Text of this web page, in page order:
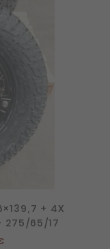
+ 4X
275/65/17
Aktueller